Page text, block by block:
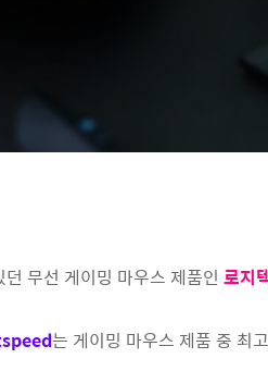
무선 게이밍 마우스 제품인 로지
는 게이밍 마우스 제품 중 최